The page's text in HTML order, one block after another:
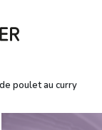
poulet au curry